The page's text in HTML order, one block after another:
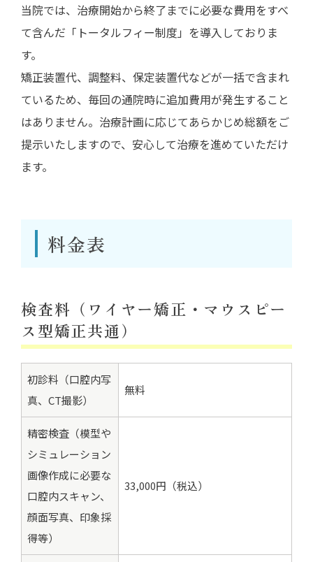
当院では、治療開始から終了までに必要な費用をすべ
て含んだ「トータルフィー制度」を導入しておりま
す。
矯正装置代、調整料、保定装置代などが一括で含まれ
ているため、毎回の通院時に追加費用が発生すること
はありません。治療計画に応じてあらかじめ総額をご
提示いたしますので、安心して治療を進めていただけ
料金表
検査料（ワイヤー矯正・マウスピー
ス型矯正共通）
初診料（口腔内写
真、CT撮影）
無料
精密検査（模型や
シミュレーション
画像作成に必要な
口腔内スキャン、
顔面写真、印象採
得等）
33,000円（税込）